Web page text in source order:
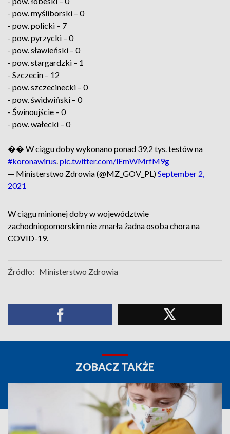
- pow. myśliborski – 0
- pow. policki – 7
- pow. pyrzycki – 0
- pow. sławieński – 0
- pow. stargardzki – 1
- Szczecin – 12
- pow. szczecinecki – 0
- pow. świdwiński – 0
- Świnoujście – 0
- pow. wałecki – 0
�� W ciągu doby wykonano ponad 39,2 tys. testów na
#koronawirus.pic.twitter.com/lEmWMrfM9g
— Ministerstwo Zdrowia (@MZ_GOV_PL)September 2,
2021
W ciągu minionej doby w województwie
zachodniopomorskim nie zmarła żadna osoba chora na
COVID-19.
Źródło: Ministerstwo Zdrowia
ZOBACZ TAKŻE